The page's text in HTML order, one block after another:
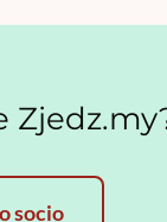
socio